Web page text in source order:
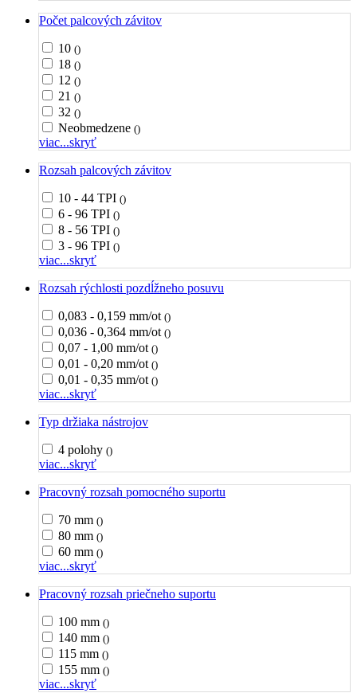
Počet palcových závitov
10 ()
18 ()
12 ()
21 ()
32 ()
Neobmedzene ()
viac...skryť
Rozsah palcových závitov
10 - 44 TPI ()
6 - 96 TPI ()
8 - 56 TPI ()
3 - 96 TPI ()
viac...skryť
Rozsah rýchlosti pozdĺžneho posuvu
0,083 - 0,159 mm/ot ()
0,036 - 0,364 mm/ot ()
0,07 - 1,00 mm/ot ()
0,01 - 0,20 mm/ot ()
0,01 - 0,35 mm/ot ()
viac...skryť
Typ držiaka nástrojov
4 polohy ()
viac...skryť
Pracovný rozsah pomocného suportu
70 mm ()
80 mm ()
60 mm ()
viac...skryť
Pracovný rozsah priečneho suportu
100 mm ()
140 mm ()
115 mm ()
155 mm ()
viac...skryť